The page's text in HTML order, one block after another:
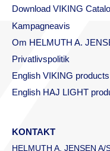
Download VIKING
Kampagneavis
Om HELMUTH A.
Privatlivspolitik
English VIKING products
English HAJ LIGHT
KONTAKT
HELMUTH A. JENSEN A/